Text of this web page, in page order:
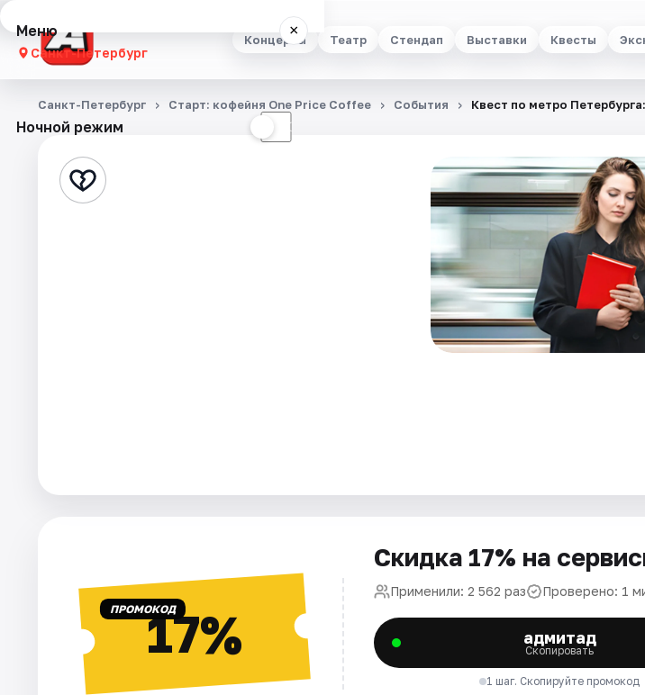
Концерты Театр Стендап Выставки Квесты
Меню ×
Санкт-Петербург
Концерты
Стендап
Площадки
Ночной режим ☾
Санкт-Петербург Старт: кофейня One Price Coffee События Квест по метро
ПРОМОКОД17%
Скидка 17% на
Применили: 2 562 раз Проверено: 1
адмитад
Скопировать
1 шаг. Скопируйте промокод